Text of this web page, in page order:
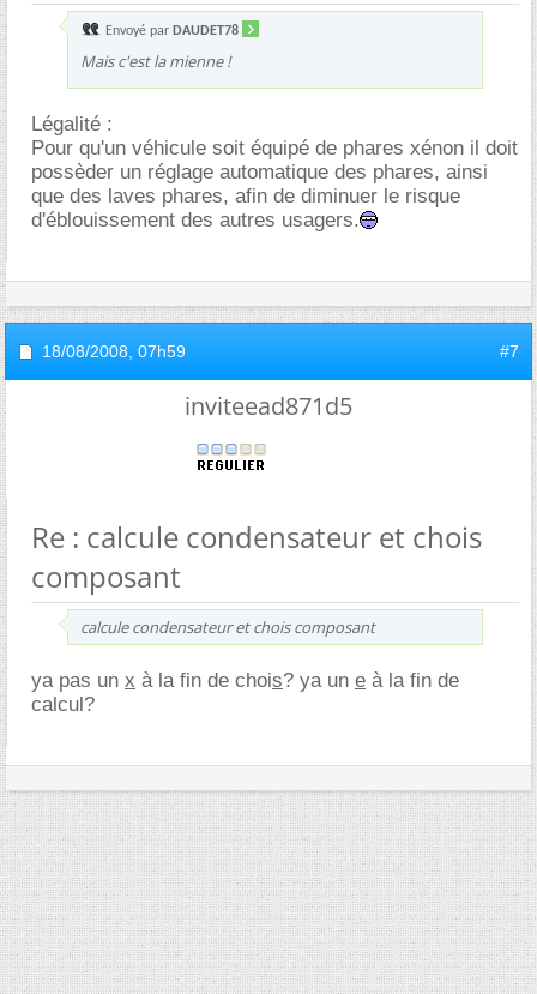
Envoyé par DAUDET78
Mais c'est la mienne !
Légalité :
Pour qu'un véhicule soit équipé de phares xénon il doit
possèder un réglage automatique des phares, ainsi
que des laves phares, afin de diminuer le risque
d'éblouissement des autres usagers.
18/08/2008, 07h59 #7
inviteead871d5
Re : calcule condensateur et chois
composant
calcule condensateur et chois composant
ya pas un x à la fin de chois? ya un e à la fin de
calcul?